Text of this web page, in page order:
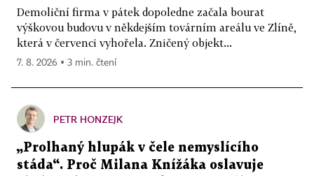
Demoliční firma v pátek dopoledne začala bourat
výškovou budovu v někdejším továrním areálu ve Zlíně,
která v červenci vyhořela. Zničený objekt...
7. 8. 2026 ▪ 3 min. čtení
PETR HONZEJK
„Prolhaný hlupák v čele nemyslícího
stáda“. Proč Milana Knížáka oslavuje